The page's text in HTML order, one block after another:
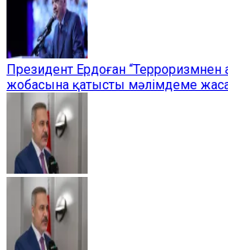
Президент Ердоған “Терроризмнен
жобасына қатысты мәлімдеме